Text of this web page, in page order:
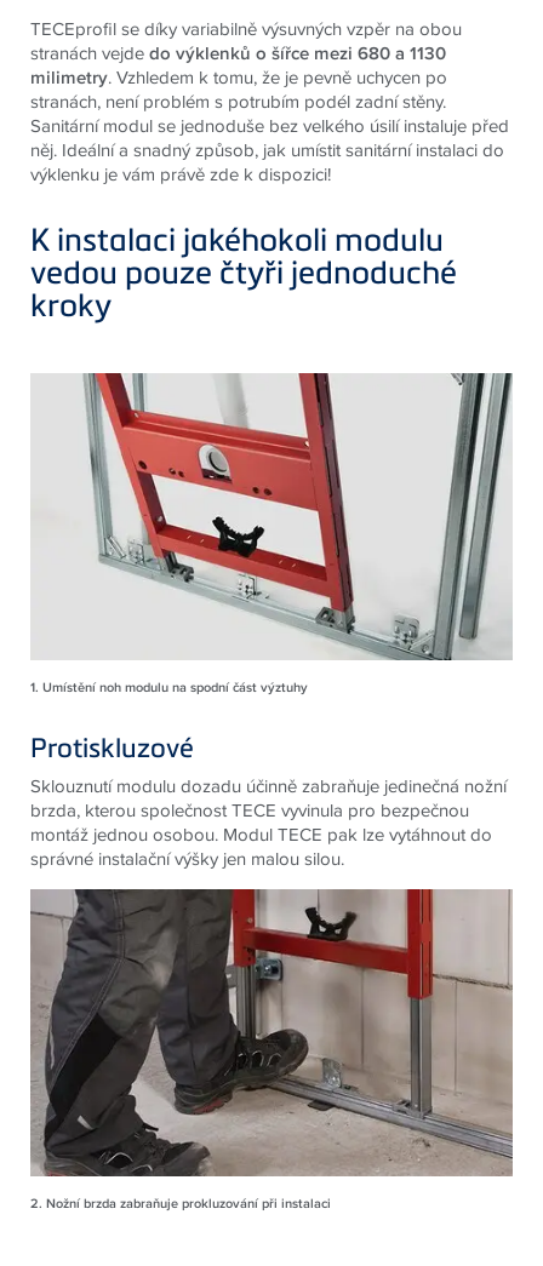
TECEprofil se díky variabilně výsuvných vzpěr na obou
stranách vejdedo výklenků o šířce mezi 680 a 1130
milimetry. Vzhledem k tomu, že je pevně uchycen po
stranách, není problém s potrubím podél zadní stěny.
Sanitární modul se jednoduše bez velkého úsilí instaluje před
něj. Ideální a snadný způsob, jak umístit sanitární instalaci do
výklenku je vám právě zde k dispozici!
K instalaci jakéhokoli modulu
vedou pouze čtyři jednoduché
kroky
1. Umístění noh modulu na spodní část výztuhy
Protiskluzové
Sklouznutí modulu dozadu účinně zabraňuje jedinečná nožní
brzda, kterou společnost TECE vyvinula pro bezpečnou
montáž jednou osobou. Modul TECE pak lze vytáhnout do
správné instalační výšky jen malou silou.
2. Nožní brzda zabraňuje prokluzování při instalaci